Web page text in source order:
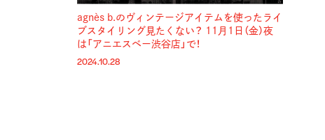
agnès b.のヴィンテージアイテムを使ったライ
ブスタイリング見たくない？ 11月1日（金）夜
は「アニエスベー渋谷店」で！
2024.10.28